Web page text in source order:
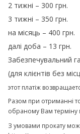
2 тижні – 300 грн.
3 тижні – 350 грн.
на місяць – 400 грн.
далі доба – 13 грн.
Забезпечувальний
(для клієнтів без
этот платіж
Разом при отриманні
обраному Вам терміну
З умовами прокату